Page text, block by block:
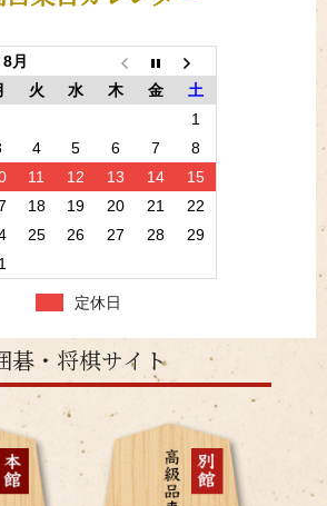
月
火 水 木 金
土
1
4 5 6 7
8
11 12 13 14
15
18 19 20 21
22
25 26 27 28
29
定休日
碁・将棋サイト